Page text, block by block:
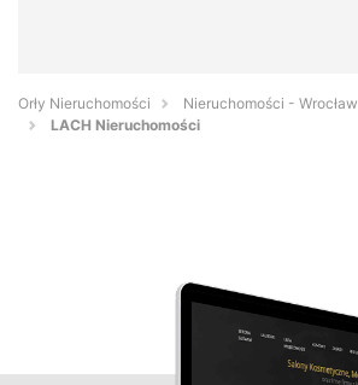
Orły Nieruchomości
Nieruchomości - Wrocław
LACH Nieruchomości